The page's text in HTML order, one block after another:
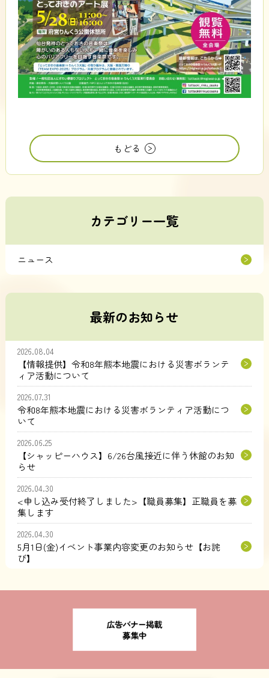
もどる
カテゴリー一覧
ニュース
最新のお知らせ
2026.08.04
【情報提供】令和8年熊本地震における災害ボランテ
ィア活動について
2026.07.31
令和8年熊本地震における災害ボランティア活動につ
いて
2026.06.25
【シャッピーハウス】6/26台風接近に伴う休館のお知
らせ
2026.04.30
<申し込み受付終了しました>【職員募集】正職員を募
集します
2026.04.30
5月1日(金)イベント事業内容変更のお知らせ【お詫
び】